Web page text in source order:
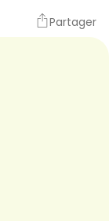
Partager